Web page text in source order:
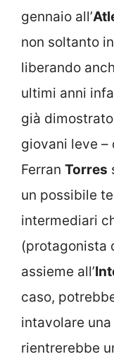
gennaio all’
non soltanto
liberando
ultimi anni
già
giovani leve –
Ferran Torres
un possibile
intermediari
(protagonista
assieme all’
caso,
intavolare
rientrerebbe